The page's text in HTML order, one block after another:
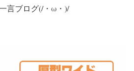
言ブログ(/・ω・)/